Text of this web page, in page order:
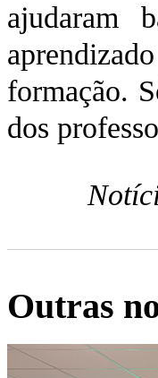
ajudaram
formação.
dos
Outras